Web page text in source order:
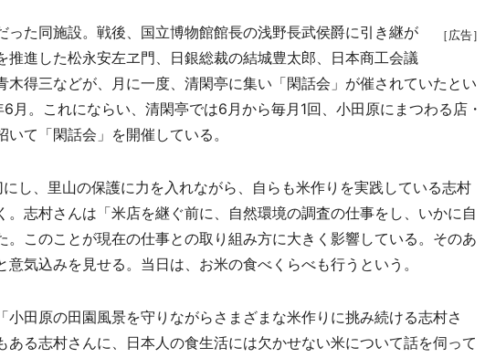
［広告］
た同施設。戦後、国立博物館館長の浅野長武侯爵に引き継が
推進した松永安左ヱ門、日銀総裁の結城豊太郎、日本商工会議
木得三などが、月に一度、清閑亭に集い「閑話会」が催されていたとい
月。これにならい、清閑亭では6月から毎月1回、小田原にまつわる店・
て「閑話会」を開催している。
し、里山の保護に力を入れながら、自らも米作りを実践している志村
。志村さんは「米店を継ぐ前に、自然環境の調査の仕事をし、いかに自
。このことが現在の仕事との取り組み方に大きく影響している。そのあ
気込みを見せる。当日は、お米の食べくらべも行うという。
田原の田園風景を守りながらさまざまな米作りに挑み続ける志村さ
ある志村さんに、日本人の食生活には欠かせない米について話を伺って